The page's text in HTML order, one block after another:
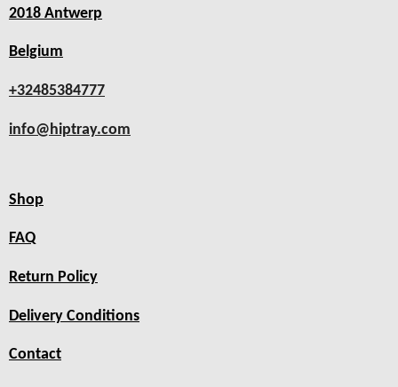
2018 Antwerp
Belgium
+32485384777
info@hiptray.com
Shop
FAQ
Return Policy
Delivery Conditions
Contact